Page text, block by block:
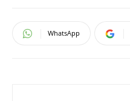
WhatsApp